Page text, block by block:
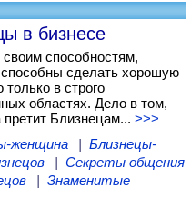
в бизнесе
своим способностям,
сделать хорошую
только в строго
областях. Дело в том,
претит Близнецам... >>>
женщина | Близнецы-
| Секреты общения
| Знаменитые